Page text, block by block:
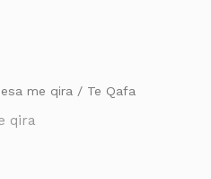
me qira / Te Qafa
qira